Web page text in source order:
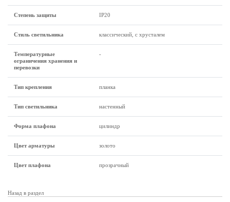
Степень защиты IP20
Стиль светильника классический, с хрусталем
Температурные
ограничения хранения и
перевозки
-
Тип крепления планка
Тип светильника настенный
Форма плафона цилиндр
Цвет арматуры золото
Цвет плафона прозрачный
Назад в раздел